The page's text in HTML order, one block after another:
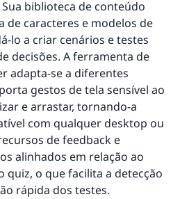
biblioteca de conteúdo
de caracteres e modelos de
lo a criar cenários e testes
decisões. A ferramenta de
adapta-se a diferentes
gestos de tela sensível ao
e arrastar, tornando-a
com qualquer desktop ou
de feedback e
alinhados em relação ao
quiz, o que facilita a detecção
rápida dos testes.